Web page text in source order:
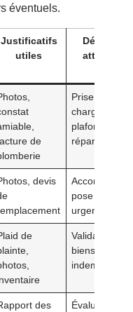
éventuels.
Justificatifs
utiles
Décision
attendue
de
Prise en
charge et
plafond de
réparation
devis
Accord sur la
pose en
urgence
de
Validation des
biens
des
Évaluation